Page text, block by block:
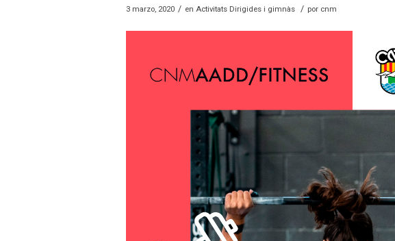
3 marzo, 2020 / enActivitats Dirigides i gimnàs / por cnm